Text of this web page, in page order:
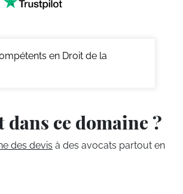
en Droit de la
dans ce domaine ?
des devis à des avocats partout en